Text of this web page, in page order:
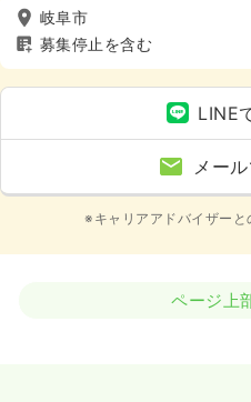
岐阜市
募集停止を含む
LINE
メー
※キャリアアドバイザーと
ページ上